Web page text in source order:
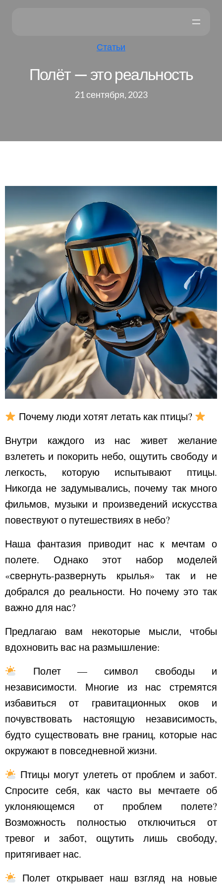
Статьи
Полёт — это реальность
21 сентября, 2023
Почему люди хотят летать как птицы?
Внутри каждого из нас живет желание
взлететь и покорить небо, ощутить свободу и
легкость, которую испытывают птицы.
Никогда не задумывались, почему так много
фильмов, музыки и произведений искусства
повествуют о путешествиях в небо?
Наша фантазия приводит нас к мечтам о
полете. Однако этот набор моделей
«свернуть-развернуть крылья» так и не
добрался до реальности. Но почему это так
важно для нас?
Предлагаю вам некоторые мысли, чтобы
вдохновить вас на размышление:
Полет — символ свободы и
независимости. Многие из нас стремятся
избавиться от гравитационных оков и
почувствовать настоящую независимость,
будто существовать вне границ, которые нас
окружают в повседневной жизни.
Птицы могут улететь от проблем и забот.
Спросите себя, как часто вы мечтаете об
уклоняющемся от проблем полете?
Возможность полностью отключиться от
тревог и забот, ощутить лишь свободу,
притягивает нас.
Полет открывает наш взгляд на новые